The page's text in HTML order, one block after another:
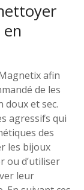
afin
de les
et sec.
agressifs qui
des
les bijoux
ou d’utiliser
leur